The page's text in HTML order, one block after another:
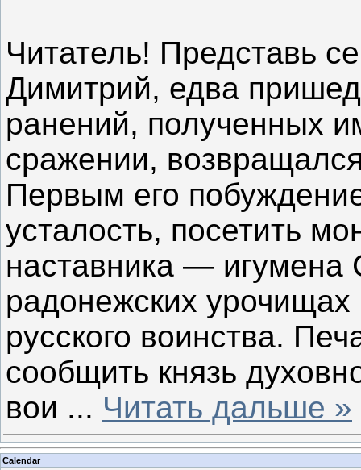
Читатель! Представь
Димитрий, едва
ранений, полученных
сражении,
Первым его
усталость, посетить
наставника — игумена
радонежских
русского воинства.
сообщить князь
вои ... Читать дальше »
Calendar